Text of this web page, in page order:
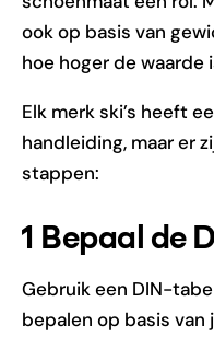
ook op basis van
hoe hoger de waarde
Elk merk ski’s heeft
handleiding, maar er
stappen:
1 Bepaal de
Gebruik een DIN-
bepalen op basis van